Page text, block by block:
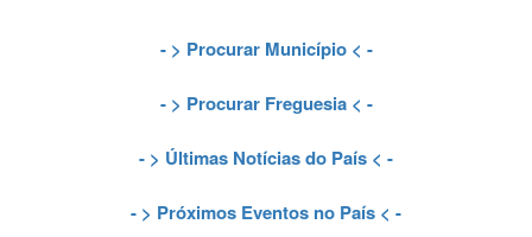
- > Procurar Município< -
- > Procurar Freguesia< -
- > Últimas Notícias do País < -
- > Próximos Eventos no País < -